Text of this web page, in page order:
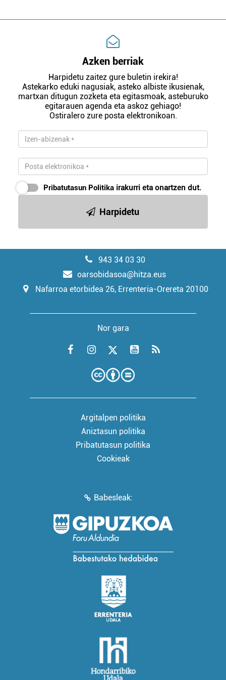
Azken berriak
Harpidetu zaitez gure buletin irekira!
Astekarko eduki nagusiak, asteko albiste ikusienak,
martxan ditugun zozketa eta egitasmoak, asteburuko
egitarauen agenda eta askoz gehiago!
Ostiralero zure posta elektronikoan.
Pribatutasun Politika irakurri eta onartzen dut.
Harpidetu
943 34 03 30
oarsobidasoa@hitza.eus
Nafarroa etorbidea 26, Errenteria-Orereta 20100
Nor gara
Argitalpen politika
Aniztasun politika
Pribatutasun politika
Cookieak
Babesleak: